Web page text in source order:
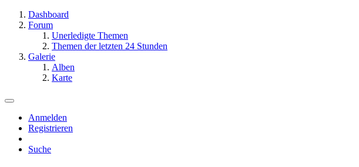
Dashboard
Forum
Unerledigte Themen
Themen der letzten 24 Stunden
Galerie
Alben
Karte
Anmelden
Registrieren
Suche